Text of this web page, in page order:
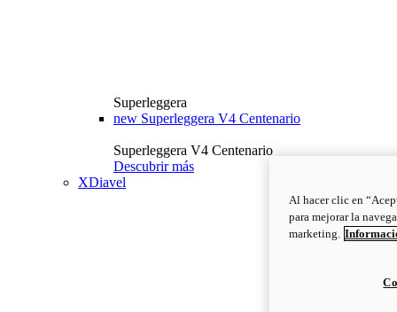
Superleggera
new Superleggera V4 Centenario
Superleggera V4 Centenario
Descubrir más
XDiavel
Al hacer clic en
para mejorar la
marketing.